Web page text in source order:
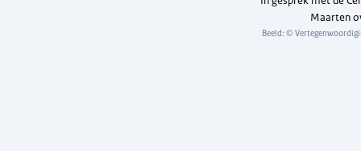
Maarten
Beeld: ©